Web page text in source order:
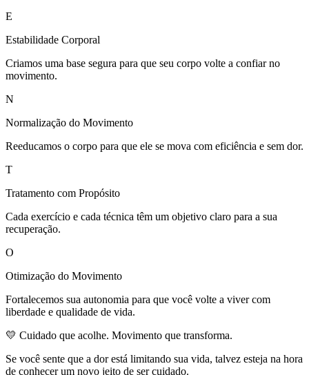
E
Estabilidade Corporal
Criamos uma base segura para que seu corpo volte a confiar no
movimento.
N
Normalização do Movimento
Reeducamos o corpo para que ele se mova com eficiência e sem dor.
T
Tratamento com Propósito
Cada exercício e cada técnica têm um objetivo claro para a sua
recuperação.
O
Otimização do Movimento
Fortalecemos sua autonomia para que você volte a viver com
liberdade e qualidade de vida.
💛 Cuidado que acolhe. Movimento que transforma.
Se você sente que a dor está limitando sua vida, talvez esteja na hora
de conhecer um novo jeito de ser cuidado.